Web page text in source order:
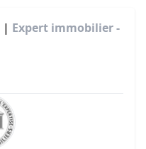
| Expert immobilier -